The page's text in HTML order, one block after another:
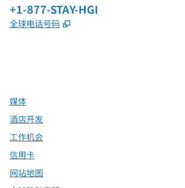
电话：
+1-877-STAY-HGI
全球电话号码 ,
媒体
酒店开发
工作机会
信用卡
网站地图